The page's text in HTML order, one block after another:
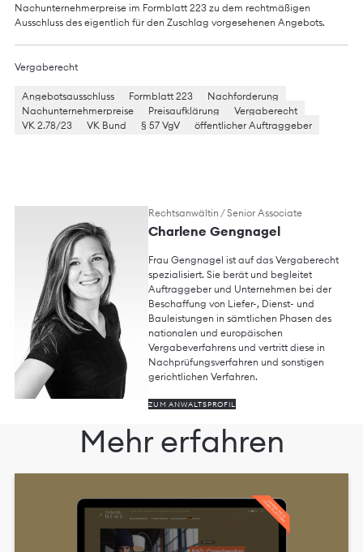
Nachunternehmerpreise im Formblatt 223 zu dem rechtmäßigen
Ausschluss des eigentlich für den Zuschlag vorgesehenen Angebots.
Vergaberecht
Angebotsausschluss Formblatt 223
Nachforderung
Nachunternehmerpreise
Preisaufklärung
Vergaberecht
VK 2.78/23
VK Bund § 57 VgV öffentlicher Auftraggeber
Rechtsanwältin / Senior Associate
Charlene Gengnagel
Frau Gengnagel ist auf das Vergaberecht
spezialisiert. Sie berät und begleitet
Auftraggeber und Unternehmen bei der
Beschaffung von Liefer-, Dienst- und
Bauleistungen in sämtlichen Phasen des
nationalen und europäischen
Vergabeverfahrens und vertritt diese in
Nachprüfungsverfahren und sonstigen
gerichtlichen Verfahren.
ZUM ANWALTSPROFIL
Mehr erfahren